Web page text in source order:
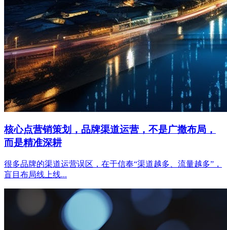
核心点营销策划，品牌渠道运营，不是广撒布局，
而是精准深耕
很多品牌的渠道运营误区，在于信奉“渠道越多、流量越多”，
盲目布局线上线...